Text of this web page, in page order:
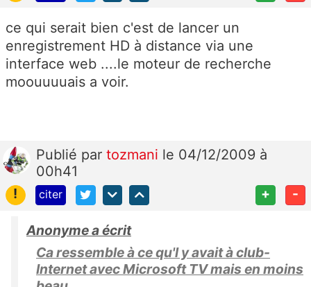
ce qui serait bien c'est de lancer un
enregistrement HD à distance via une
interface web ....le moteur de recherche
moouuuuais a voir.
Publié par tozmani le 04/12/2009 à
00h41
!
citer + -
Anonyme a écrit
Ca ressemble à ce qu'l y avait à club-
Internet avec Microsoft TV mais en moins